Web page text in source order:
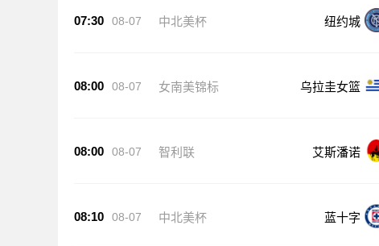
07:30 08-07 中北美杯 纽约城
08:00 08-07 女南美锦标 乌拉圭女篮
08:00 08-07 智利联 艾斯潘诺
08:10 08-07 中北美杯 蓝十字